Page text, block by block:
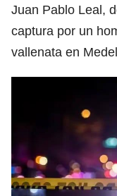
Juan Pablo Leal,
captura por un
vallenata en